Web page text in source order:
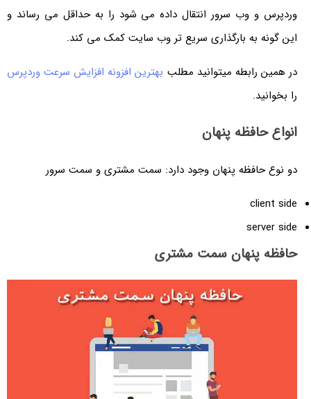
وردپرس و وب سرور انتقال داده می شود را به حداقل می رساند و
این گونه به بارگذاری سریع تر وب سایت کمک می کند.
در همین رابطه میتوانید مطلببهترین افزونه افزایش سرعت وردپرس
را بخوانید.
انواع حافظه پنهان
دو نوع حافظه پنهان وجود دارد: سمت مشتری و سمت سرور
client side
server side
حافظه پنهان سمت مشتری